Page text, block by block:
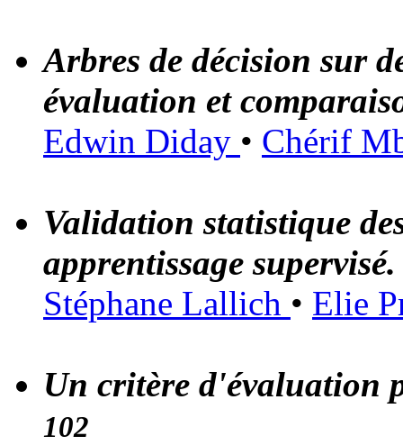
Arbres de décision sur
évaluation et
Edwin Diday • Chérif
Validation statistique
apprentissage
Stéphane Lallich • Elie
Un critère d'évaluation
102